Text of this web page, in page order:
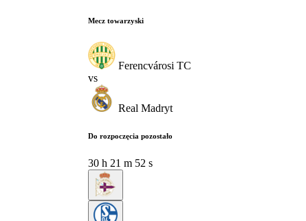
Mecz towarzyski
Ferencvárosi TC
vs
Real Madryt
Do rozpoczęcia pozostało
30 h 21 m 51 s